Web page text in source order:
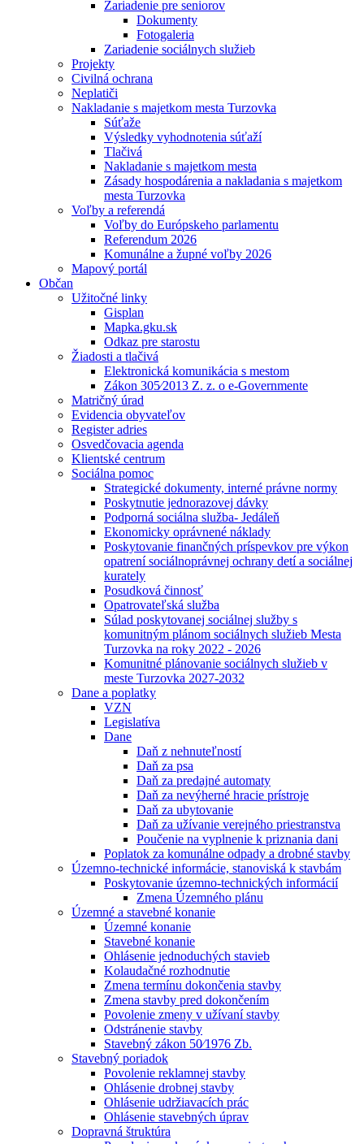
Zariadenie pre seniorov
Dokumenty
Fotogaleria
Zariadenie sociálnych služieb
Projekty
Civilná ochrana
Neplatiči
Nakladanie s majetkom mesta Turzovka
Súťaže
Výsledky vyhodnotenia súťaží
Tlačivá
Nakladanie s majetkom mesta
Zásady hospodárenia a nakladania s majetkom
mesta Turzovka
Voľby a referendá
Voľby do Európskeho parlamentu
Referendum 2026
Komunálne a župné voľby 2026
Mapový portál
Občan
Užitočné linky
Gisplan
Mapka.gku.sk
Odkaz pre starostu
Žiadosti a tlačivá
Elektronická komunikácia s mestom
Zákon 305⁄2013 Z. z. o e-Governmente
Matričný úrad
Evidencia obyvateľov
Register adries
Osvedčovacia agenda
Klientské centrum
Sociálna pomoc
Strategické dokumenty, interné právne normy
Poskytnutie jednorazovej dávky
Podporná sociálna služba- Jedáleň
Ekonomicky oprávnené náklady
Poskytovanie finančných príspevkov pre výkon
opatrení sociálnoprávnej ochrany detí a sociálnej
kurately
Posudková činnosť
Opatrovateľská služba
Súlad poskytovanej sociálnej služby s
komunitným plánom sociálnych služieb Mesta
Turzovka na roky 2022 - 2026
Komunitné plánovanie sociálnych služieb v
meste Turzovka 2027-2032
Dane a poplatky
VZN
Legislatíva
Dane
Daň z nehnuteľností
Daň za psa
Daň za predajné automaty
Daň za nevýherné hracie prístroje
Daň za ubytovanie
Daň za užívanie verejného priestranstva
Poučenie na vyplnenie k priznania dani
Poplatok za komunálne odpady a drobné stavby
Územno-technické informácie, stanoviská k stavbám
Poskytovanie územno-technických informácií
Zmena Územného plánu
Územné a stavebné konanie
Územné konanie
Stavebné konanie
Ohlásenie jednoduchých stavieb
Kolaudačné rozhodnutie
Zmena termínu dokončenia stavby
Zmena stavby pred dokončením
Povolenie zmeny v užívaní stavby
Odstránenie stavby
Stavebný zákon 50⁄1976 Zb.
Stavebný poriadok
Povolenie reklamnej stavby
Ohlásenie drobnej stavby
Ohlásenie udržiavacích prác
Ohlásenie stavebných úprav
Dopravná štruktúra